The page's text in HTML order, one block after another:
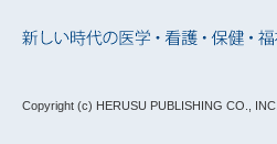
Copyright (c) HERUSU PUBLISHING CO., INC.